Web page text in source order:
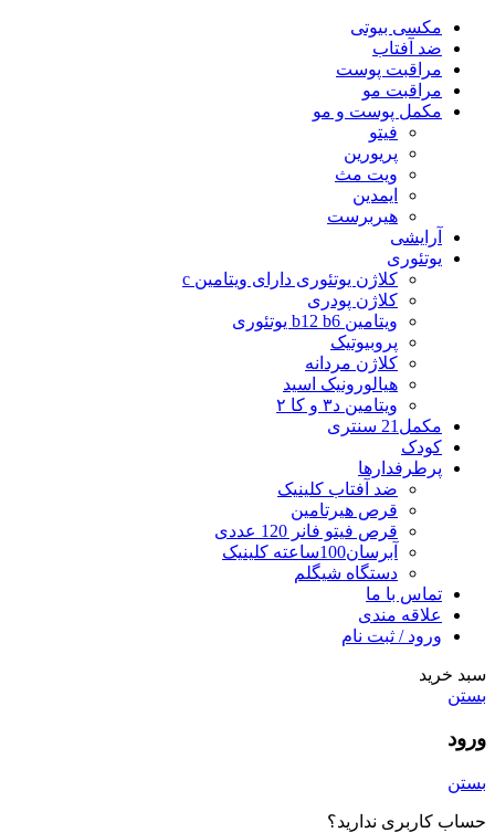
مکسی بیوتی
ضد آفتاب
مراقبت پوست
مراقبت مو
مکمل پوست و مو
فیتو
پریورین
ویت مث
ایمدین
هیربرست
آرایشی
یوتئوری
کلاژن یوتئوری دارای ویتامین c
کلاژن پودری
ویتامین b12 b6 یوتئوری
پروبیوتیک
کلاژن مردانه
هیالورونیک اسید
ویتامین د۳ و کا ۲
مکمل21 سنتری
کودک
پرطرفدارها
ضد آفتاب کلینیک
قرص هیرتامین
قرص فیتو فانر 120 عددی
آبرسان100ساعته کلینیک
دستگاه شیگلم
تماس با ما
علاقه مندی
ورود / ثبت نام
سبد خرید
بستن
ورود
بستن
حساب کاربری ندارید؟